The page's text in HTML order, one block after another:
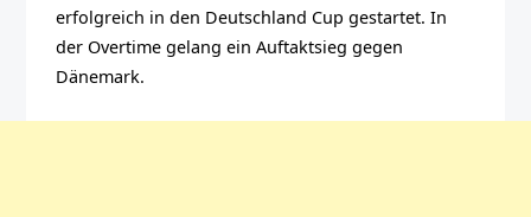
erfolgreich in den Deutschland Cup gestartet. In
der Overtime gelang ein Auftaktsieg gegen
Dänemark.